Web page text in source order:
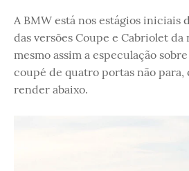
A BMW está nos estágios iniciais
das versões Coupe e Cabriolet da
mesmo assim a especulação
coupé de quatro portas não para,
render abaixo.